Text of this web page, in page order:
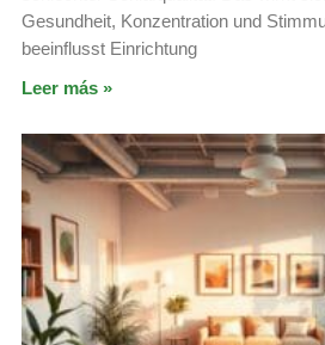
Gesundheit, Konzentration und
beeinflusst Einrichtung
Leer más »